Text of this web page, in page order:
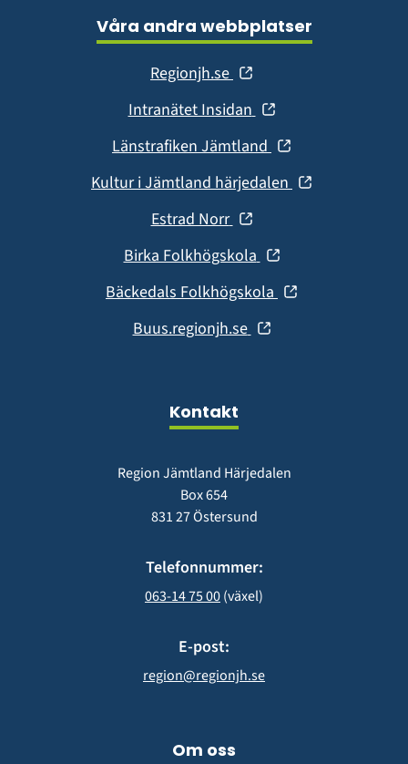
Våra andra webbplatser
Regionjh.se (öppnas
nytt
fönster)
Intranätet Insidan (öppnas
nytt
fönster)
Länstrafiken Jämtland (öppnas
nytt
Kultur i Jämtland härjedalen (öppnas
Estrad Norr (öppnas
nytt
fönster)
Birka Folkhögskola (öppnas
nytt
fönster)
Bäckedals Folkhögskola (öppnas
Buus.regionjh.se (öppnas
Kontakt
Region Jämtland Härjedalen
Box 654
831 27 Östersund
Telefonnummer:
063-14 75 00 (växel)
E-post:
region@regionjh.se
Om oss